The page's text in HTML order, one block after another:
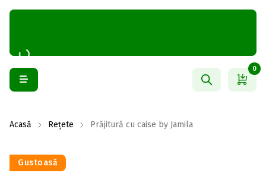
0
Acasă Rețete Prăjitură cu caise by Jamila
Gustoasă